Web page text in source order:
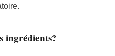
ingrédients?